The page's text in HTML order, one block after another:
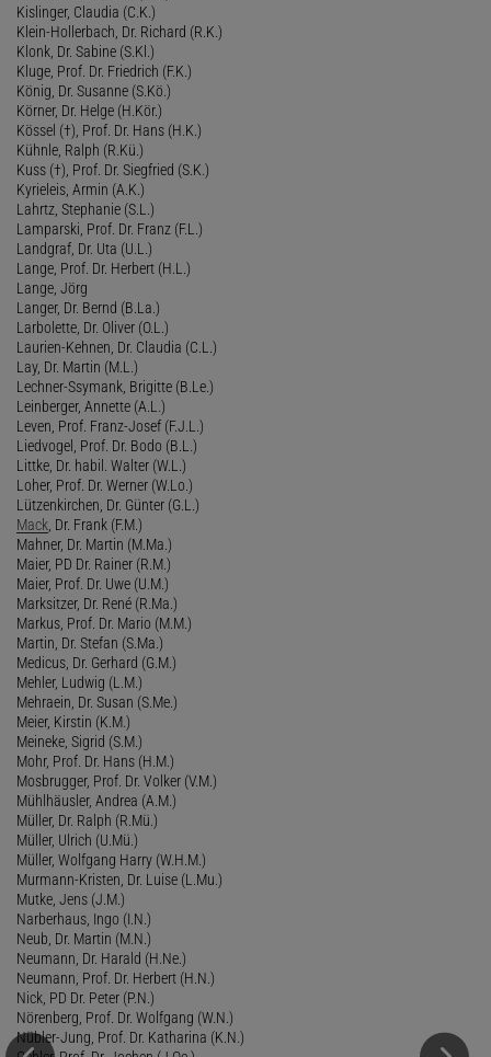
Kislinger, Claudia (C.K.)
Klein-Hollerbach, Dr. Richard (R.K.)
Klonk, Dr. Sabine (S.Kl.)
Kluge, Prof. Dr. Friedrich (F.K.)
König, Dr. Susanne (S.Kö.)
Körner, Dr. Helge (H.Kör.)
Kössel (†), Prof. Dr. Hans (H.K.)
Kühnle, Ralph (R.Kü.)
Kuss (†), Prof. Dr. Siegfried (S.K.)
Kyrieleis, Armin (A.K.)
Lahrtz, Stephanie (S.L.)
Lamparski, Prof. Dr. Franz (F.L.)
Landgraf, Dr. Uta (U.L.)
Lange, Prof. Dr. Herbert (H.L.)
Lange, Jörg
Langer, Dr. Bernd (B.La.)
Larbolette, Dr. Oliver (O.L.)
Laurien-Kehnen, Dr. Claudia (C.L.)
Lay, Dr. Martin (M.L.)
Lechner-Ssymank, Brigitte (B.Le.)
Leinberger, Annette (A.L.)
Leven, Prof. Franz-Josef (F.J.L.)
Liedvogel, Prof. Dr. Bodo (B.L.)
Littke, Dr. habil. Walter (W.L.)
Loher, Prof. Dr. Werner (W.Lo.)
Lützenkirchen, Dr. Günter (G.L.)
Mack , Dr. Frank (F.M.)
Mahner, Dr. Martin (M.Ma.)
Maier, PD Dr. Rainer (R.M.)
Maier, Prof. Dr. Uwe (U.M.)
Marksitzer, Dr. René (R.Ma.)
Markus, Prof. Dr. Mario (M.M.)
Martin, Dr. Stefan (S.Ma.)
Medicus, Dr. Gerhard (G.M.)
Mehler, Ludwig (L.M.)
Mehraein, Dr. Susan (S.Me.)
Meier, Kirstin (K.M.)
Meineke, Sigrid (S.M.)
Mohr, Prof. Dr. Hans (H.M.)
Mosbrugger, Prof. Dr. Volker (V.M.)
Mühlhäusler, Andrea (A.M.)
Müller, Dr. Ralph (R.Mü.)
Müller, Ulrich (U.Mü.)
Müller, Wolfgang Harry (W.H.M.)
Murmann-Kristen, Dr. Luise (L.Mu.)
Mutke, Jens (J.M.)
Narberhaus, Ingo (I.N.)
Neub, Dr. Martin (M.N.)
Neumann, Dr. Harald (H.Ne.)
Neumann, Prof. Dr. Herbert (H.N.)
Nick, PD Dr. Peter (P.N.)
Nörenberg, Prof. Dr. Wolfgang (W.N.)
Nübler-Jung, Prof. Dr. Katharina (K.N.)